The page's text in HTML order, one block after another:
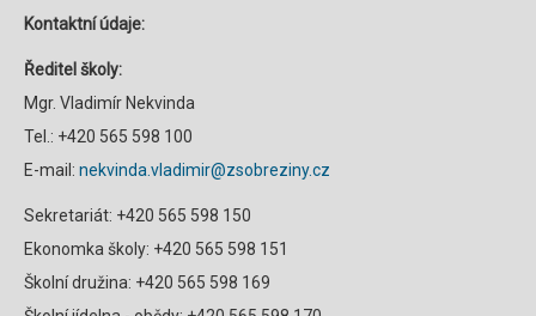
Kontaktní údaje:
Ředitel školy:
Mgr. Vladimír Nekvinda
Tel.: +420 565 598 100
E-mail: nekvinda.vladimir@zsobreziny.cz
Sekretariát: +420 565 598 150
Ekonomka školy: +420 565 598 151
Školní družina: +420 565 598 169